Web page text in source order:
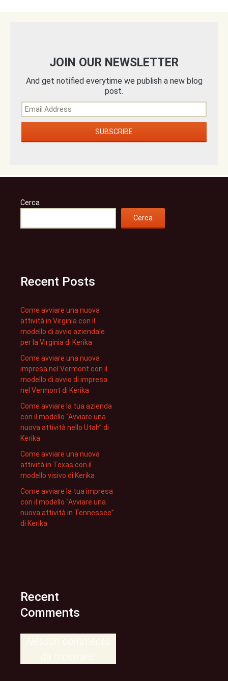
JOIN OUR NEWSLETTER
And get notified everytime we publish a new blog
post.
Cerca
Cerca
Recent Posts
Come avviare una nuova
attività in Virginia con il
modello di avvio aziendale
per la Virginia di Kerika
Come avviare una nuova
impresa nel Vermont con il
modello di avvio di impresa
nel Vermont di Kerika
Come avviare la tua azienda
con il modello “Avviare una
nuova attività nello Utah” di
Kerika
Come avviare una nuova
attività in Texas con il
modello visivo di Kerika
Come avviare la tua impresa
con il modello “Avviare una
nuova attività in Tennessee”
di Kerika
Recent
Comments
Nessun commento
da mostrare.